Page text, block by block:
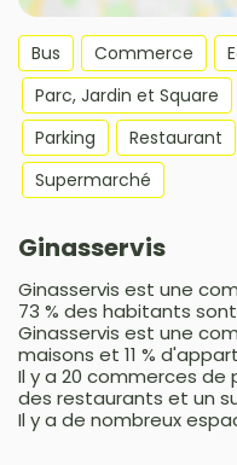
Bus Commerce
Parc, Jardin et Square
Parking
Restaurant
Supermarché
Ginasservis
Ginasservis est une
73 % des habitants
Ginasservis est une
maisons et 11 %
Il y a 20 commerces
des restaurants et un
Il y a de nombreux